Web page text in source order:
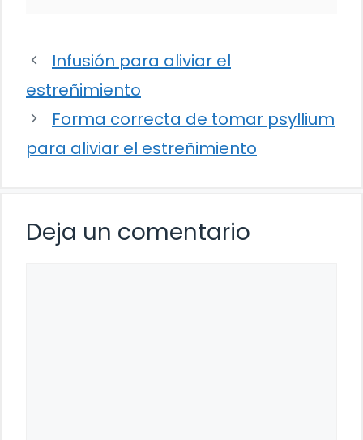
Infusión para aliviar el
estreñimiento
Forma correcta de tomar psyllium
para aliviar el estreñimiento
Deja un comentario